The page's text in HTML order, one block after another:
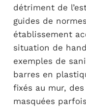
détriment de
guides de
établissement
situation de
exemples de
barres en
fixés au mur,
masquées